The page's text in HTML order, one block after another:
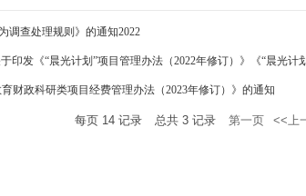
调查处理规则》的通知2022
印发《“晨光计划”项目管理办法（2022年修订）》《“晨光计
财政科研类项目经费管理办法（2023年修订）》的通知
每页 14 记录 总共 3 记录 第一页 <<上